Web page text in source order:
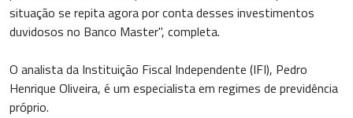
situação se repita agora por conta desses investimentos
duvidosos no Banco Master", completa.
O analista da Instituição Fiscal Independente (IFI), Pedro
Henrique Oliveira, é um especialista em regimes de previdência
próprio.